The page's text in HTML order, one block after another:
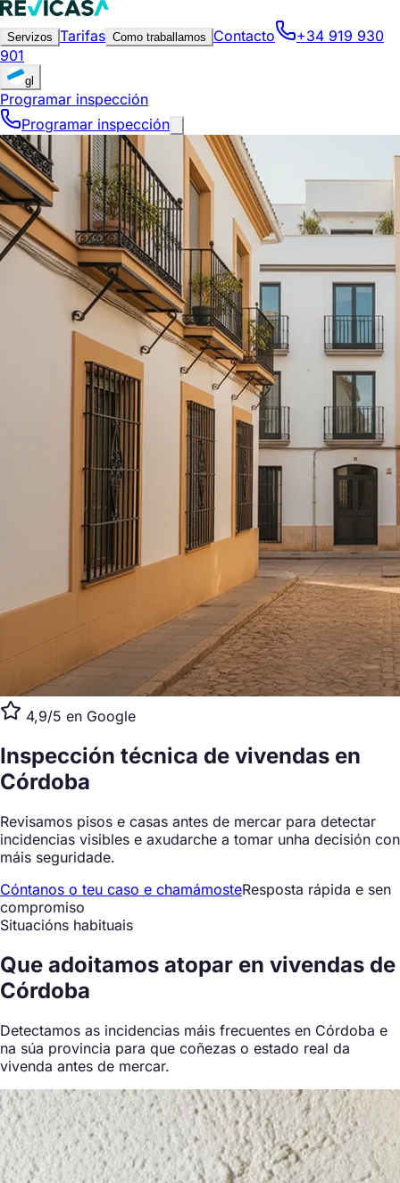
Servizos Tarifas Como traballamos Contacto
+34 919 930
901
gl
Programar inspección
Programar inspección
4,9/5 en Google
Inspección técnica de vivendas en
Córdoba
Revisamos pisos e casas antes de mercar para detectar
incidencias visibles e axudarche a tomar unha decisión con
máis seguridade.
Cóntanos o teu caso e chamámosteResposta rápida e sen
compromiso
Situacións habituais
Que adoitamos atopar en vivendas de
Córdoba
Detectamos as incidencias máis frecuentes en Córdoba e
na súa provincia para que coñezas o estado real da
vivenda antes de mercar.